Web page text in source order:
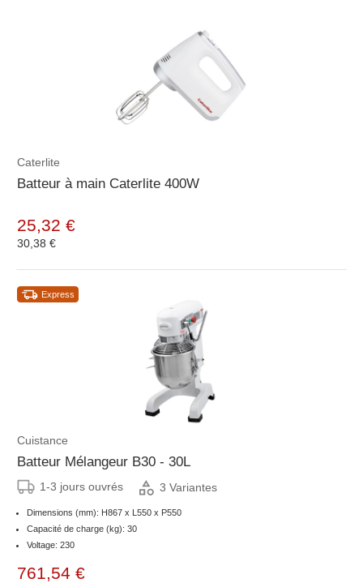
Caterlite
Batteur à main Caterlite 400W
25,32 €
30,38 €
Express
Cuistance
Batteur Mélangeur B30 - 30L
1-3 jours ouvrés 3 Variantes
Dimensions (mm): H867 x L550 x P550
Capacité de charge (kg): 30
Voltage: 230
761,54 €